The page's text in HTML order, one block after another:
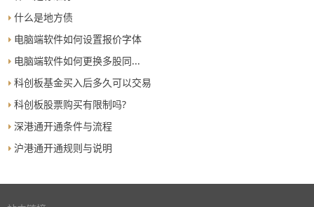
什么是地方债
电脑端软件如何设置报价字体
电脑端软件如何更换多股同...
科创板基金买入后多久可以交易
科创板股票购买有限制吗?
深港通开通条件与流程
沪港通开通规则与说明